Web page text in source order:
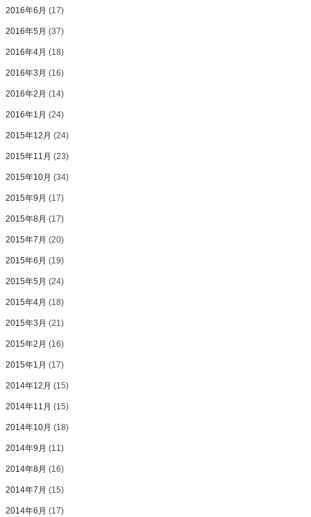
2016年6月 (17)
2016年5月 (37)
2016年4月 (18)
2016年3月 (16)
2016年2月 (14)
2016年1月 (24)
2015年12月 (24)
2015年11月 (23)
2015年10月 (34)
2015年9月 (17)
2015年8月 (17)
2015年7月 (20)
2015年6月 (19)
2015年5月 (24)
2015年4月 (18)
2015年3月 (21)
2015年2月 (16)
2015年1月 (17)
2014年12月 (15)
2014年11月 (15)
2014年10月 (18)
2014年9月 (11)
2014年8月 (16)
2014年7月 (15)
2014年6月 (17)